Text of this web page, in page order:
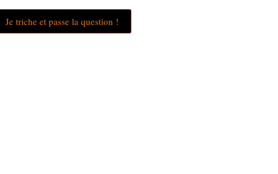
Je triche et passe la question !